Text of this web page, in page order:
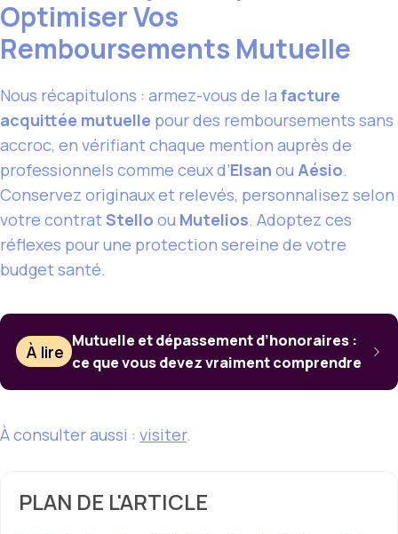
Optimiser Vos
Remboursements Mutuelle
Nous récapitulons : armez-vous de la facture
acquittée mutuelle pour des remboursements sans
accroc, en vérifiant chaque mention auprès de
professionnels comme ceux d’Elsan ou Aésio.
Conservez originaux et relevés, personnalisez selon
votre contratStello ou Mutelios. Adoptez ces
réflexes pour une protection sereine de votre
budget santé.
À lire
Mutuelle et dépassement d’honoraires :
ce que vous devez vraiment comprendre
À consulter aussi : visiter.
PLAN DE L'ARTICLE